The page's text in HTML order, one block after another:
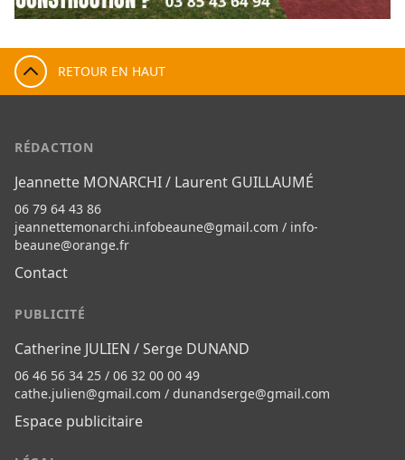
RETOUR EN HAUT
RÉDACTION
Jeannette MONARCHI / Laurent GUILLAUMÉ
06 79 64 43 86
jeannettemonarchi.infobeaune@gmail.com / info-
beaune@orange.fr
Contact
PUBLICITÉ
Catherine JULIEN / Serge DUNAND
06 46 56 34 25 / 06 32 00 00 49
cathe.julien@gmail.com / dunandserge@gmail.com
Espace publicitaire